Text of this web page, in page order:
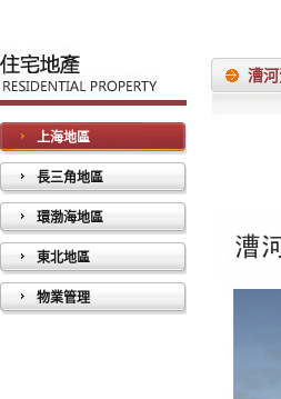
上海地區
長三角地區
環渤海地區
東北地區
物業管理
漕河